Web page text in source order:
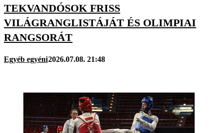
TEKVANDÓSOK FRISS
VILÁGRANGLISTÁJÁT ÉS OLIMPIAI
RANGSORÁT
Egyéb egyéni2026.07.08. 21:48